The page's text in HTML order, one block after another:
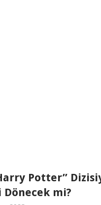
Potter”
Dönecek mi?